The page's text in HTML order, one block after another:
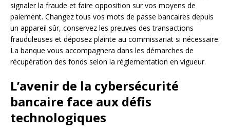
signaler la fraude et faire opposition sur vos moyens de
paiement. Changez tous vos mots de passe bancaires depuis
un appareil sûr, conservez les preuves des transactions
frauduleuses et déposez plainte au commissariat si nécessaire.
La banque vous accompagnera dans les démarches de
récupération des fonds selon la réglementation en vigueur.
L’avenir de la cybersécurité
bancaire face aux défis
technologiques